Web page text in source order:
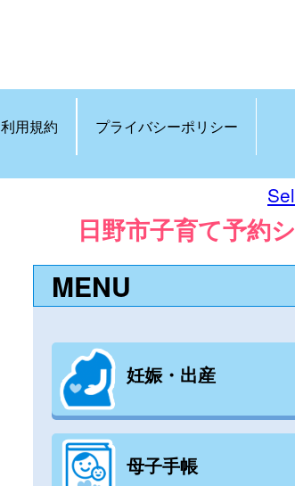
利用規約 プライバシーポリシー
日野市子育て予約
MENU
妊娠・出産
母子手帳